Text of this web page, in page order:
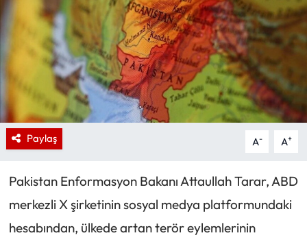
Paylaş A- A+
Pakistan Enformasyon Bakanı Attaullah Tarar, ABD
merkezli X şirketinin sosyal medya platformundaki
hesabından, ülkede artan terör eylemlerinin